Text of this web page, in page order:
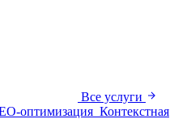
Все услуги
оптимизация Контекстная